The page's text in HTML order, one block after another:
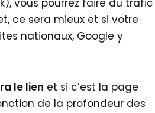
vous pourrez faire du trafic
ce sera mieux et si votre
nationaux, Google y
le lien et si c’est la page
de la profondeur des